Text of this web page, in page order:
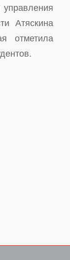
управления
Атяскина
отметила